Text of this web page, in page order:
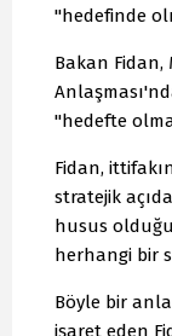
"hedefinde
Bakan Fidan,
"hedefte
Fidan,
stratejik
husus
herhangi bir
Böyle bir
işaret eden